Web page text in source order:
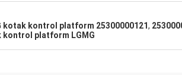
atas
Produk sempurna,
kotak kontrol platform 25300000121,
kontrol platform LGMG